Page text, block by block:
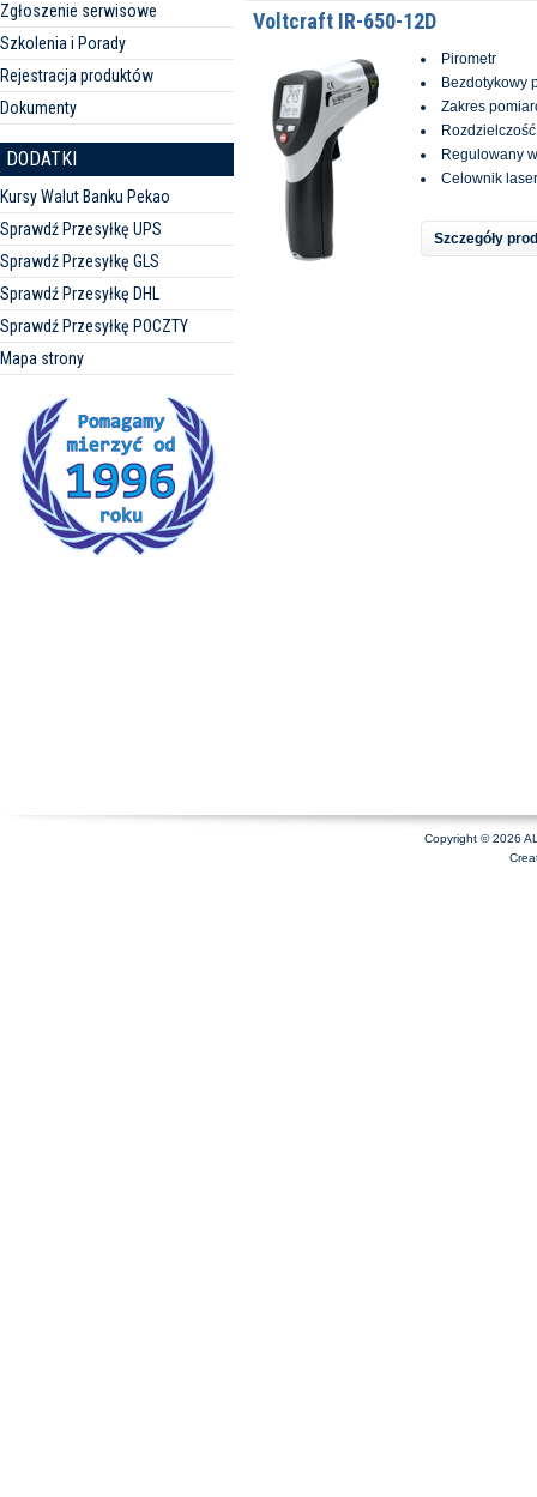
Zgłoszenie serwisowe
Szkolenia i Porady
Rejestracja produktów
Dokumenty
DODATKI
Kursy Walut Banku Pekao
Sprawdź Przesyłkę UPS
Sprawdź Przesyłkę GLS
Sprawdź Przesyłkę DHL
Sprawdź Przesyłkę POCZTY
Mapa strony
Voltcraft IR-650-12D
Pirometr
Bezdotykowy
Zakres
Regulowany
Celownik
Szczegóły
Copyright © 2026